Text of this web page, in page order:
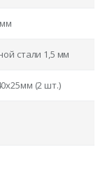
стали 1,5 мм
(2 шт.)